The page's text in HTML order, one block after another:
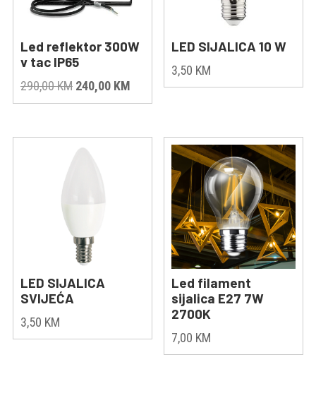
Led reflektor 300W
v tac IP65
290,00KM Original
price
290,00 KM.
240,00 KMCurrent
price
240,00 KM.
LED SIJALICA 10 W
3,50 KM
LED SIJALICA
SVIJEĆA
3,50 KM
Led filament
sijalica E27 7W
2700K
7,00 KM